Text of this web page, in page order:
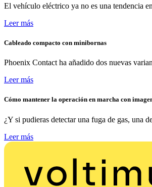
El vehículo eléctrico ya no es una tendencia
Leer más
Cableado compacto con minibornas
Phoenix Contact ha añadido dos nuevas
Leer más
Cómo mantener la operación en marcha con
¿Y si pudieras detectar una fuga de gas, una
Leer más